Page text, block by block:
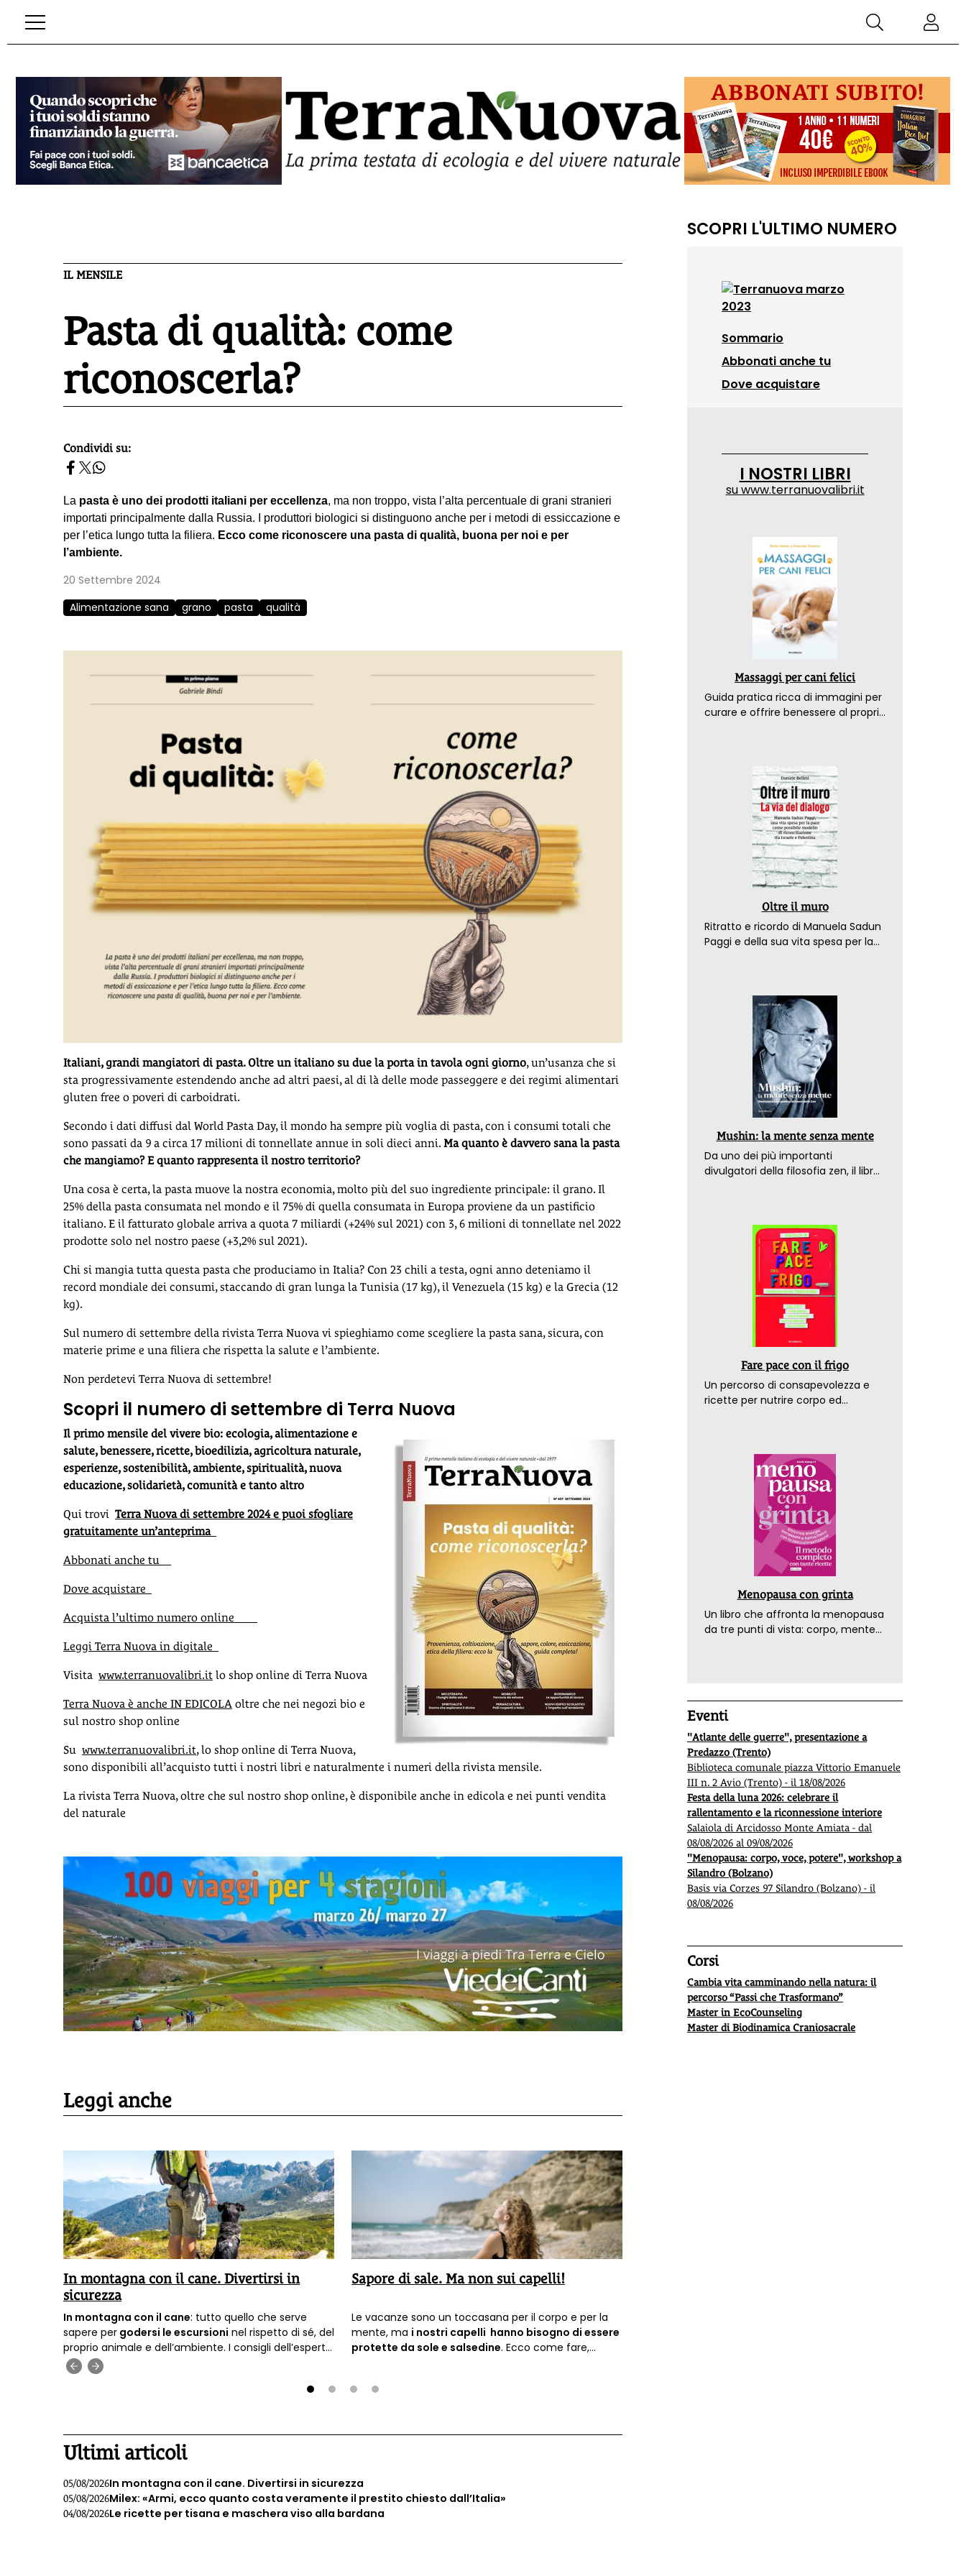
IL MENSILE
Pasta di qualità: come
riconoscerla?
homepage h2
Condividi su:
La pasta è uno dei prodotti italiani per eccellenza, ma non troppo, vista l’alta percentuale di grani stranieri
importati principalmente dalla Russia. I produttori biologici si distinguono anche per i metodi di essiccazione e
per l’etica lungo tutta la filiera. Ecco come riconoscere una pasta di qualità, buona per noi e per
l’ambiente.
20 Settembre 2024
Alimentazione sana
grano pasta qualità
Italiani, grandi mangiatori di pasta. Oltre un italiano su due la porta in tavola ogni giorno, un’usanza che si
sta progressivamente estendendo anche ad altri paesi, al di là delle mode passeggere e dei regimi alimentari
gluten free o poveri di carboidrati.
Secondo i dati diffusi dal World Pasta Day, il mondo ha sempre più voglia di pasta, con i consumi totali che
sono passati da 9 a circa 17 milioni di tonnellate annue in soli dieci anni. Ma quanto è davvero sana la pasta
che mangiamo? E quanto rappresenta il nostro territorio?
Una cosa è certa, la pasta muove la nostra economia, molto più del suo ingrediente principale: il grano. Il
25% della pasta consumata nel mondo e il 75% di quella consumata in Europa proviene da un pastificio
italiano. E il fatturato globale arriva a quota 7 miliardi (+24% sul 2021) con 3, 6 milioni di tonnellate nel 2022
prodotte solo nel nostro paese (+3,2% sul 2021).
Chi si mangia tutta questa pasta che produciamo in Italia? Con 23 chili a testa, ogni anno deteniamo il
record mondiale dei consumi, staccando di gran lunga la Tunisia (17 kg), il Venezuela (15 kg) e la Grecia (12
kg).
Sul numero di settembre della rivista Terra Nuova vi spieghiamo come scegliere la pasta sana, sicura, con
materie prime e una filiera che rispetta la salute e l’ambiente.
Non perdetevi Terra Nuova di settembre!
Scopri il numero di settembre di Terra Nuova
Il primo mensile del vivere bio: ecologia, alimentazione e
salute, benessere, ricette, bioedilizia, agricoltura naturale,
esperienze, sostenibilità, ambiente, spiritualità, nuova
educazione, solidarietà, comunità e tanto altro
Qui trovi Terra Nuova di settembre 2024 e puoi sfogliare
gratuitamente un’anteprima
Abbonati anche tu
Dove acquistare
Acquista l’ultimo numero online
Leggi Terra Nuova in digitale
Visita www.terranuovalibri.it lo shop online di Terra Nuova
Terra Nuova è anche IN EDICOLA oltre che nei negozi bio e
sul nostro shop online
Su www.terranuovalibri.it, lo shop online di Terra Nuova,
sono disponibili all’acquisto tutti i nostri libri e naturalmente i numeri della rivista mensile.
La rivista Terra Nuova, oltre che sul nostro shop online, è disponibile anche in edicola e nei punti vendita
del naturale
Leggi anche
In montagna con il cane. Divertirsi in
sicurezza
In montagna con il cane: tutto quello che serve
sapere per godersi le escursioni nel rispetto di sé, del
proprio animale e dell’ambiente. I consigli dell’esperto
di dog-trekking
Sapore di sale. Ma non sui capelli!
Le vacanze sono un toccasana per il corpo e per la
mente, ma i nostri capelli hanno bisogno di essere
protette da sole e salsedine. Ecco come fare,
Ultimi articoli
05/08/2026In montagna con il cane. Divertirsi in sicurezza
05/08/2026Milex: «Armi, ecco quanto costa veramente il prestito chiesto dall’Italia»
04/08/2026Le ricette per tisana e maschera viso alla bardana
SCOPRI L'ULTIMO NUMERO
Sommario
Abbonati anche tu
Dove acquistare
I NOSTRI LIBRI
suwww.terranuovalibri.it
Massaggi per cani felici
Guida pratica ricca di immagini per
curare e offrire benessere al proprio
Oltre il muro
Ritratto e ricordo di Manuela Sadun
Paggi e della sua vita spesa per la
Mushin: la mente senza mente
Da uno dei più importanti
divulgatori della filosofia zen, il libro
Fare pace con il frigo
Un percorso di consapevolezza e
ricette per nutrire corpo ed
Menopausa con grinta
Un libro che affronta la menopausa
da tre punti di vista: corpo, mente
Eventi
"Atlante delle guerre", presentazione a
Predazzo (Trento)
Biblioteca comunale piazza Vittorio Emanuele
III n. 2 Avio (Trento) - il 18/08/2026
Festa della luna 2026: celebrare il
rallentamento e la riconnessione interiore
Salaiola di Arcidosso Monte Amiata - dal
08/08/2026 al 09/08/2026
"Menopausa: corpo, voce, potere", workshop a
Silandro (Bolzano)
Basis via Corzes 97 Silandro (Bolzano) - il
08/08/2026
Corsi
Cambia vita camminando nella natura: il
percorso “Passi che Trasformano”
Master in EcoCounseling
Master di Biodinamica Craniosacrale